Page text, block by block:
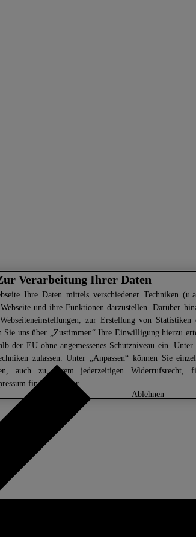
Verarbeitung Ihrer Daten
Ihre Daten mittels verschiedener Techniken
und ihre Funktionen darzustellen. Darüber
zur Erstellung von Statistiken
Sie uns über „Zustimmen“ Ihre Einwilligung hierzu
der EU ohne angemessenes Schutzniveau ein.
zulassen. Unter „Anpassen“ können Sie
auch zu Ihrem jederzeitigen Widerrufsrecht,
finden Sie
hier.
ablehnen